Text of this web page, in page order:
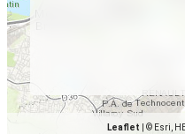
Leaflet © Esri,